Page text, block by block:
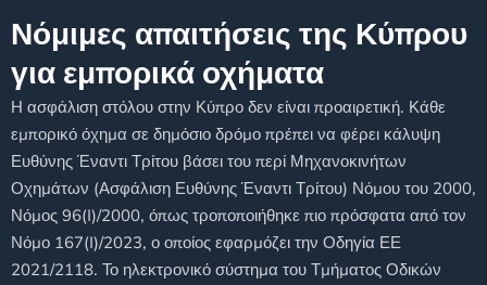
Νόμιμες απαιτήσεις της Κύπρου
για εμπορικά οχήματα
Η ασφάλιση στόλου στην Κύπρο δεν είναι προαιρετική. Κάθε
εμπορικό όχημα σε δημόσιο δρόμο πρέπει να φέρει κάλυψη
Ευθύνης Έναντι Τρίτου βάσει του περί Μηχανοκινήτων
Οχημάτων (Ασφάλιση Ευθύνης Έναντι Τρίτου) Νόμου του 2000,
Νόμος 96(I)/2000, όπως τροποποιήθηκε πιο πρόσφατα από τον
Νόμο 167(I)/2023, ο οποίος εφαρμόζει την Οδηγία ΕΕ
2021/2118. Το ηλεκτρονικό σύστημα του Τμήματος Οδικών